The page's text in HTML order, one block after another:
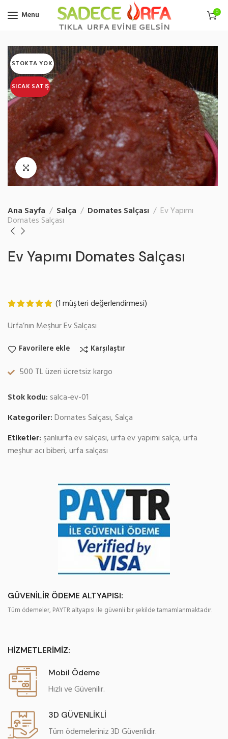
Menu 0
STOKTA YOK
SICAK SATIŞ
Ana Sayfa Salça Domates Salçası Ev Yapımı
Domates Salçası
Ev Yapımı Domates Salçası
(1müşteri değerlendirmesi)
Urfa’nın Meşhur Ev Salçası
Favorilere ekle Karşılaştır
500 TL üzeri ücretsiz kargo
Stok kodu: salca-ev-01
Kategoriler:Domates Salçası,Salça
Etiketler: şanlıurfa ev salçası,urfa ev yapımı salça,urfa
meşhur acı biberi,urfa salçası
GÜVENİLİR ÖDEME ALTYAPISI:
Tüm ödemeler, PAYTR altyapısı ile güvenli bir şekilde tamamlanmaktadır.
HİZMETLERİMİZ:
Mobil Ödeme
Hızlı ve Güvenilir.
3D GÜVENLİKLİ
Tüm ödemeleriniz 3D Güvenlidir.